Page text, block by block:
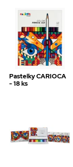
Pastelky CARIOCA
- 18 ks